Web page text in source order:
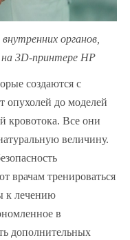
органов,
3D-принтере HP
создаются с
опухолей до моделей
кровотока. Все они
величину.
врачам тренироваться
к лечению
в
дополнительных